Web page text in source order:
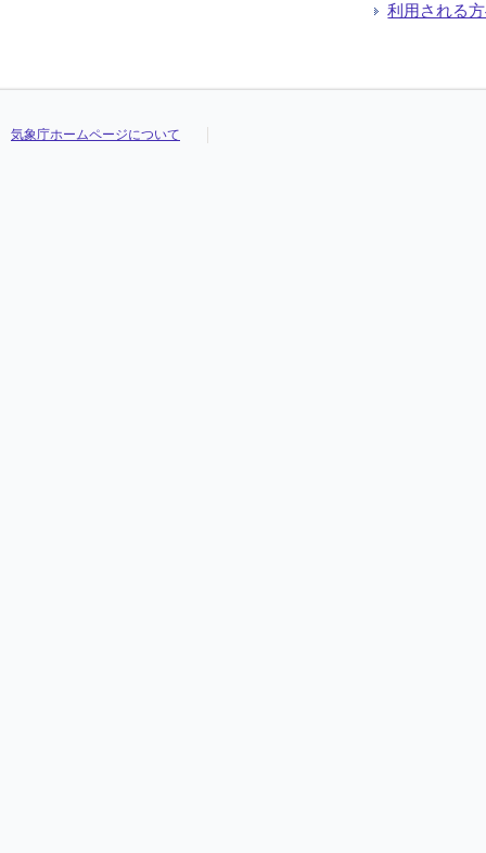
利用される
気象庁ホームページについて